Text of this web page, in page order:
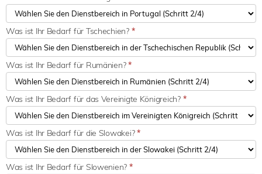
Was ist Ihr Bedarf für Tschechien? *
Was ist Ihr Bedarf für Rumänien?*
Was ist Ihr Bedarf für das Vereinigte Königreich? *
Was ist Ihr Bedarf für die Slowakei?*
Was ist Ihr Bedarf für Slowenien? *